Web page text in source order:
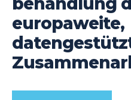
europaweite,